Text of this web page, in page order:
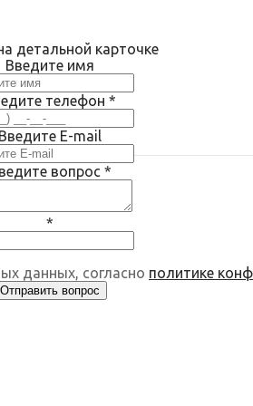
детальной карточке
Введите имя
телефон *
Введите E-mail
вопрос *
*
данных, согласно политике